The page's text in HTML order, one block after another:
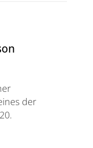
der
von Dr.